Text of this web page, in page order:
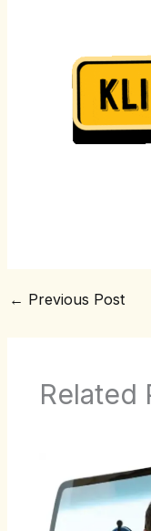
← Previous Post
Related